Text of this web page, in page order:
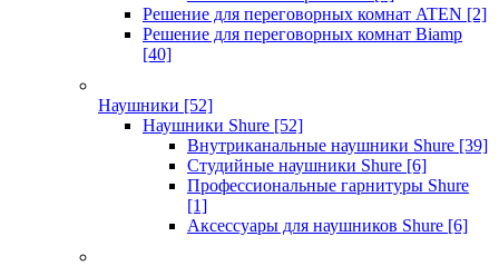
Решение для переговорных комнат ATEN [2]
Решение для переговорных комнат Biamp
[40]
Наушники [52]
Наушники Shure [52]
Внутриканальные наушники Shure [39]
Студийные наушники Shure [6]
Профессиональные гарнитуры Shure
[1]
Аксессуары для наушников Shure [6]